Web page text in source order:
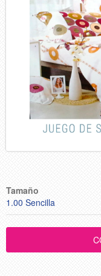
Tamaño
1.00 Sencilla